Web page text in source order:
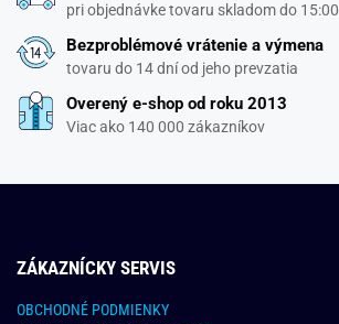
pri objednávke tovaru skladom do 15:00
Bezproblémové vrátenie a výmena
tovaru do 14 dní od jeho prevzatia
Overený e-shop od roku 2013
Viac ako 140 000 zákazníkov
ZÁKAZNÍCKY SERVIS
OBCHODNÉ PODMIENKY